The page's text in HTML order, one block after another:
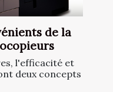
de la
l'efficacité et
deux concepts